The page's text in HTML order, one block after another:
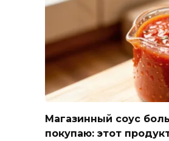
Магазинный соус
покупаю: этот